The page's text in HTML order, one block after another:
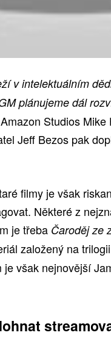
v intelektuálním
plánujeme dál
Studios
Jeff Bezos pak
filmy je však
Některé z
je třeba Čaroděj ze
založený na trilogii
však nejnovější